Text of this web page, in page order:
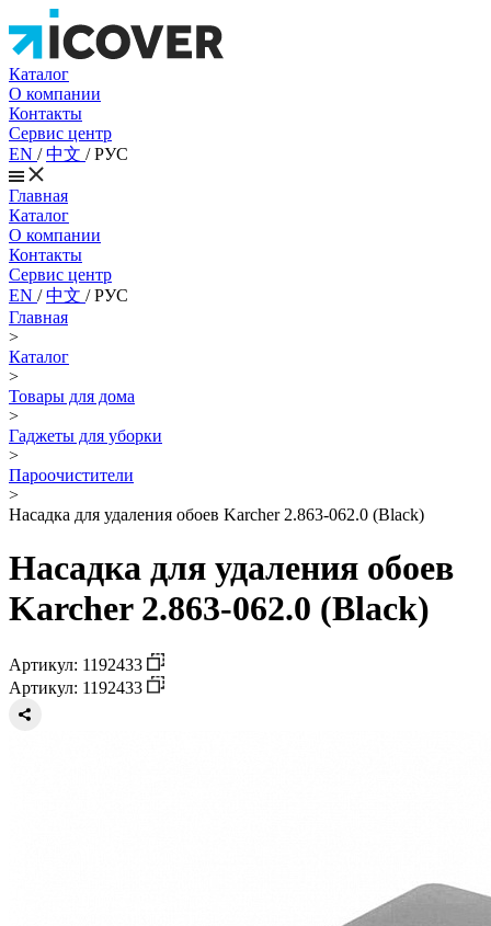
Каталог
О компании
Контакты
Сервис центр
EN /中文 /РУС
Главная
Каталог
О компании
Контакты
Сервис центр
EN /中文 /РУС
Главная
>
Каталог
>
Товары для дома
>
Гаджеты для уборки
>
Пароочистители
>
Насадка для удаления обоев Karcher 2.863-062.0 (Black)
Насадка для удаления обоев
Karcher 2.863-062.0 (Black)
Артикул: 1192433
Артикул: 1192433